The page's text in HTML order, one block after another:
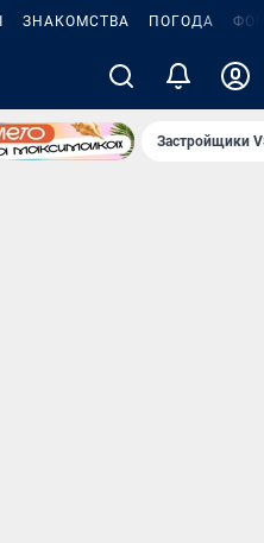
ЗНАКОМСТВА ПОГОДА
Застройщики